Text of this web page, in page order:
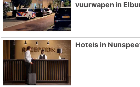
vuurwapen in
Hotels in